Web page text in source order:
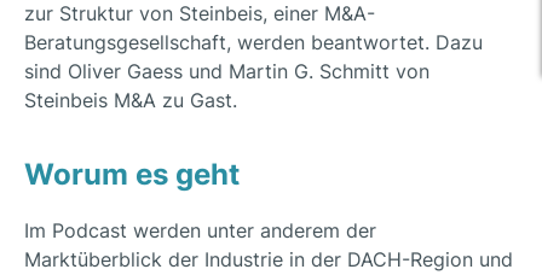
zur Struktur von Steinbeis, einer M&A-
Beratungsgesellschaft, werden beantwortet. Dazu
sind Oliver Gaess und Martin G. Schmitt von
Steinbeis M&A zu Gast.
Worum es geht
Im Podcast werden unter anderem der
Marktüberblick der Industrie in der DACH-Region und